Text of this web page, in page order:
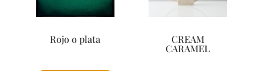
Rojo o plata CREAM
CARAMEL